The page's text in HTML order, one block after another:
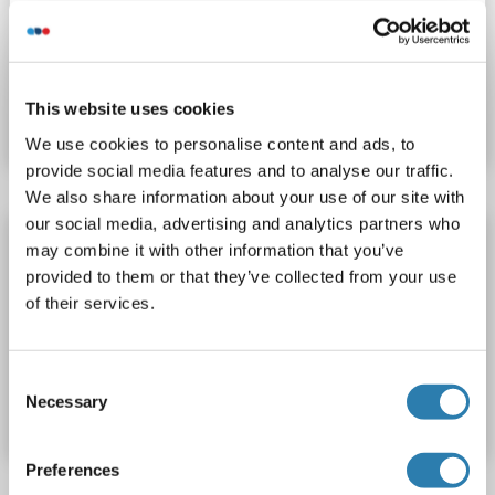
This website uses cookies
We use cookies to personalise content and ads, to
provide social media features and to analyse our traffic.
We also share information about your use of our site with
our social media, advertising and analytics partners who
may combine it with other information that you’ve
provided to them or that they’ve collected from your use
of their services.
Selection
Necessary
Preferences
Datenblatt
SRSF4 ELISA Kit
SRSF4 Reaktivität: Maus, Human
Colorimetric
Cell ELISA
Cell Culture Cells
Datenblatt